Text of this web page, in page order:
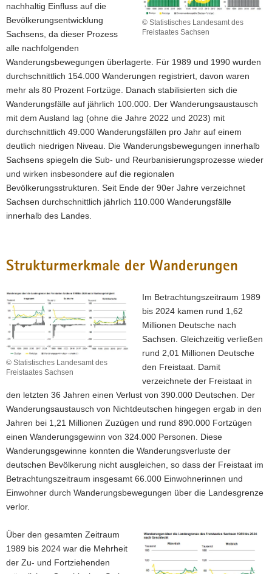
© Statistisches Landesamt des
Freistaates Sachsen
nachhaltig Einfluss auf die
Bevölkerungsentwicklung
Sachsens, da dieser Prozess
alle nachfolgenden
Wanderungsbewegungen überlagerte. Für 1989 und 1990 wurden
durchschnittlich 154.000 Wanderungen registriert, davon waren
mehr als 80 Prozent Fortzüge. Danach stabilisierten sich die
Wanderungsfälle auf jährlich 100.000. Der Wanderungsaustausch
mit dem Ausland lag (ohne die Jahre 2022 und 2023) mit
durchschnittlich 49.000 Wanderungsfällen pro Jahr auf einem
deutlich niedrigen Niveau. Die Wanderungsbewegungen innerhalb
Sachsens spiegeln die Sub- und Reurbanisierungsprozesse wieder
und wirken insbesondere auf die regionalen
Bevölkerungsstrukturen. Seit Ende der 90er Jahre verzeichnet
Sachsen durchschnittlich jährlich 110.000 Wanderungsfälle
innerhalb des Landes.
Strukturmerkmale der Wanderungen
© Statistisches Landesamt des
Freistaates Sachsen
Im Betrachtungszeitraum 1989
bis 2024 kamen rund 1,62
Millionen Deutsche nach
Sachsen. Gleichzeitig verließen
rund 2,01 Millionen Deutsche
den Freistaat. Damit
verzeichnete der Freistaat in
den letzten 36 Jahren einen Verlust von 390.000 Deutschen. Der
Wanderungsaustausch von Nichtdeutschen hingegen ergab in den
Jahren bei 1,21 Millionen Zuzügen und rund 890.000 Fortzügen
einen Wanderungsgewinn von 324.000 Personen. Diese
Wanderungsgewinne konnten die Wanderungsverluste der
deutschen Bevölkerung nicht ausgleichen, so dass der Freistaat im
Betrachtungszeitraum insgesamt 66.000 Einwohnerinnen und
Einwohner durch Wanderungsbewegungen über die Landesgrenze
verlor.
Über den gesamten Zeitraum
1989 bis 2024 war die Mehrheit
der Zu- und Fortziehenden